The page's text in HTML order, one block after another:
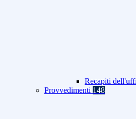
Recapiti
Provvedimenti 148